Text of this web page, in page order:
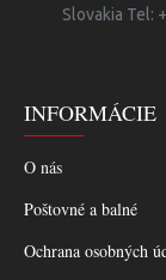
Slovakia Tel:
INFORMÁCIE
O nás
Poštovné a balné
Ochrana osobných